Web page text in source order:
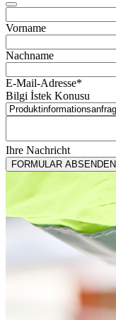
Vorname
Nachname
E-Mail-Adresse*
Bilgi İstek Konusu
Ihre Nachricht
Your
Website*
FORMULAR ABSENDEN